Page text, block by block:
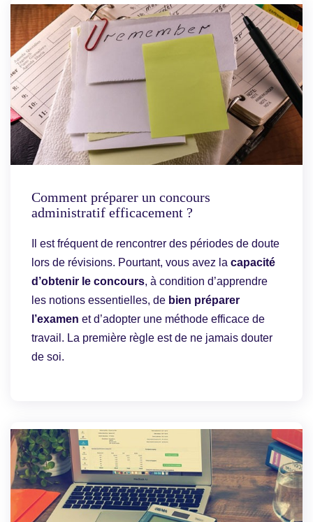
Comment préparer un concours
administratif efficacement ?
Il est fréquent de rencontrer des périodes de doute
lors de révisions. Pourtant, vous avez la capacité
d’obtenir le concours, à condition d’apprendre
les notions essentielles, de bien préparer
l’examen et d’adopter une méthode efficace de
travail. La première règle est de ne jamais douter
de soi.